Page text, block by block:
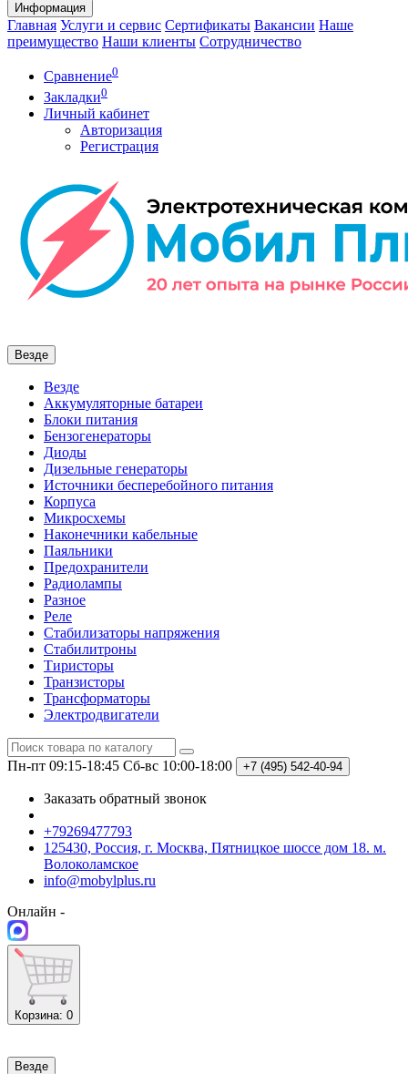
Информация
Главная Услуги и сервис Сертификаты Вакансии Наше
преимущество Наши клиенты Сотрудничество
Сравнение0
Закладки0
Личный кабинет
Авторизация
Регистрация
Везде
Везде
Аккумуляторные батареи
Блоки питания
Бензогенераторы
Диоды
Дизельные генераторы
Источники бесперебойного питания
Корпуса
Микросхемы
Наконечники кабельные
Паяльники
Предохранители
Радиолампы
Разное
Реле
Стабилизаторы напряжения
Стабилитроны
Тиристоры
Транзисторы
Трансформаторы
Электродвигатели
Пн-пт 09:15-18:45 Сб-вс 10:00-18:00 +7 (495) 542-40-94
Заказать обратный звонок
+79269477793
125430, Россия, г. Москва, Пятницкое шоссе дом 18. м.
Волоколамское
info@mobylplus.ru
Онлайн -
Корзина: 0
Везде